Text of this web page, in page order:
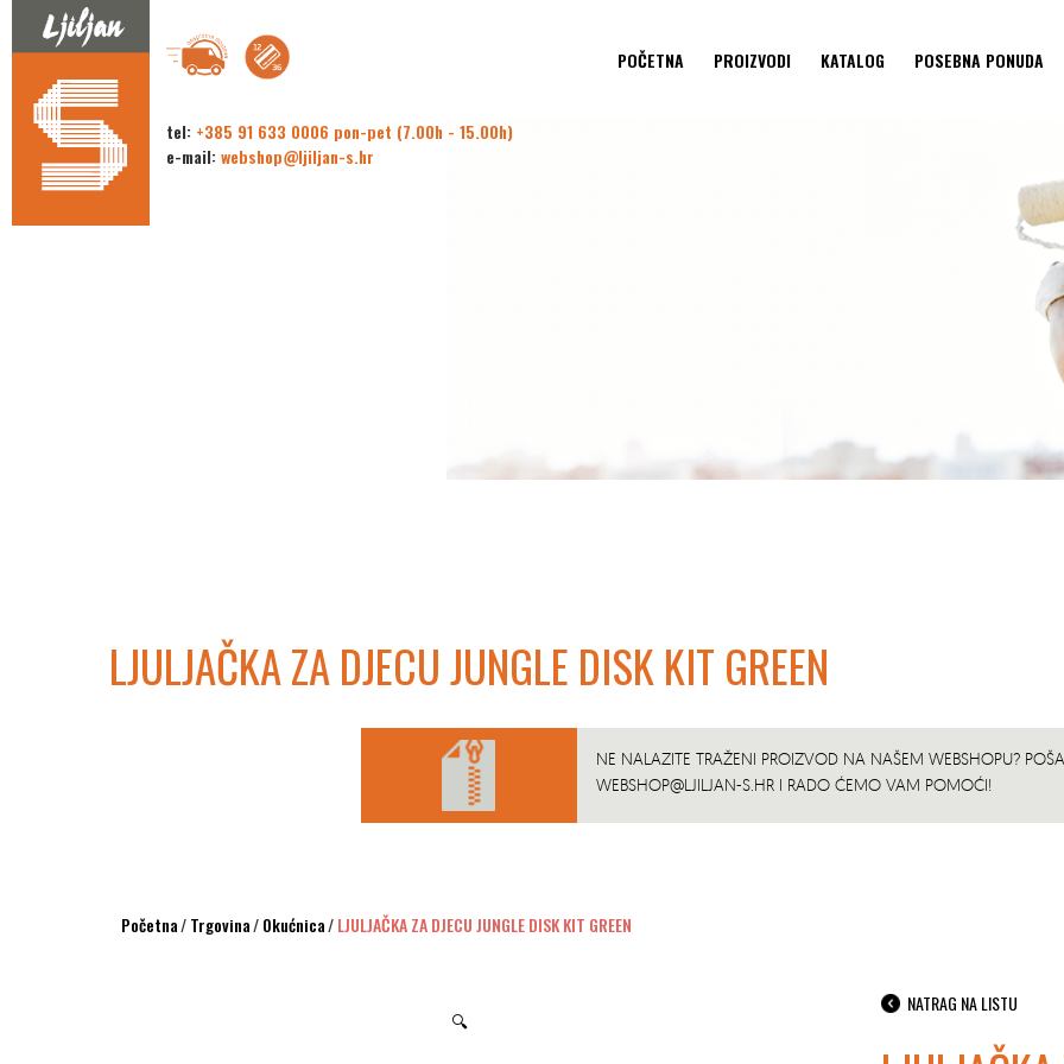
tel: +385 91 633 0006 pon-pet (7.00h - 15.00h)
e-mail: webshop@ljiljan-s.hr
POČETNA PROIZVODI KATALOG POSEBNA PONUDA
LJULJAČKA ZA DJECU JUNGLE DISK KIT GREEN
NE NALAZITE TRAŽENI PROIZVOD NA NAŠEM WEBSHOPU?
WEBSHOP@LJILJAN-S.HRI RADO ĆEMO VAM POMOĆI!
Početna/Trgovina/Okućnica/LJULJAČKA ZA DJECU JUNGLE DISK KIT GREEN
🔍
NATRAG NA LISTU